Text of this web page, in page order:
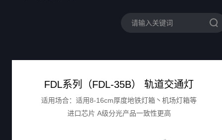
FDL系列（FDL-35B） 轨道交通灯
适用场合：适用8-16cm厚度地铁灯箱丶机场灯箱等
进口芯片 A级分光产品一致性更高